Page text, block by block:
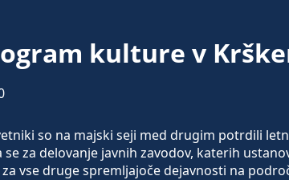
kulture v
so na majski seji med drugim potrdili
se za delovanje javnih zavodov, katerih
vse druge spremljajoče dejavnosti na